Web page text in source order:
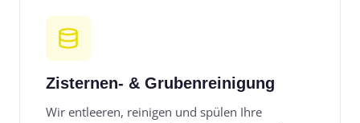
Zisternen- & Grubenreinigung
Wir entleeren, reinigen und spülen Ihre